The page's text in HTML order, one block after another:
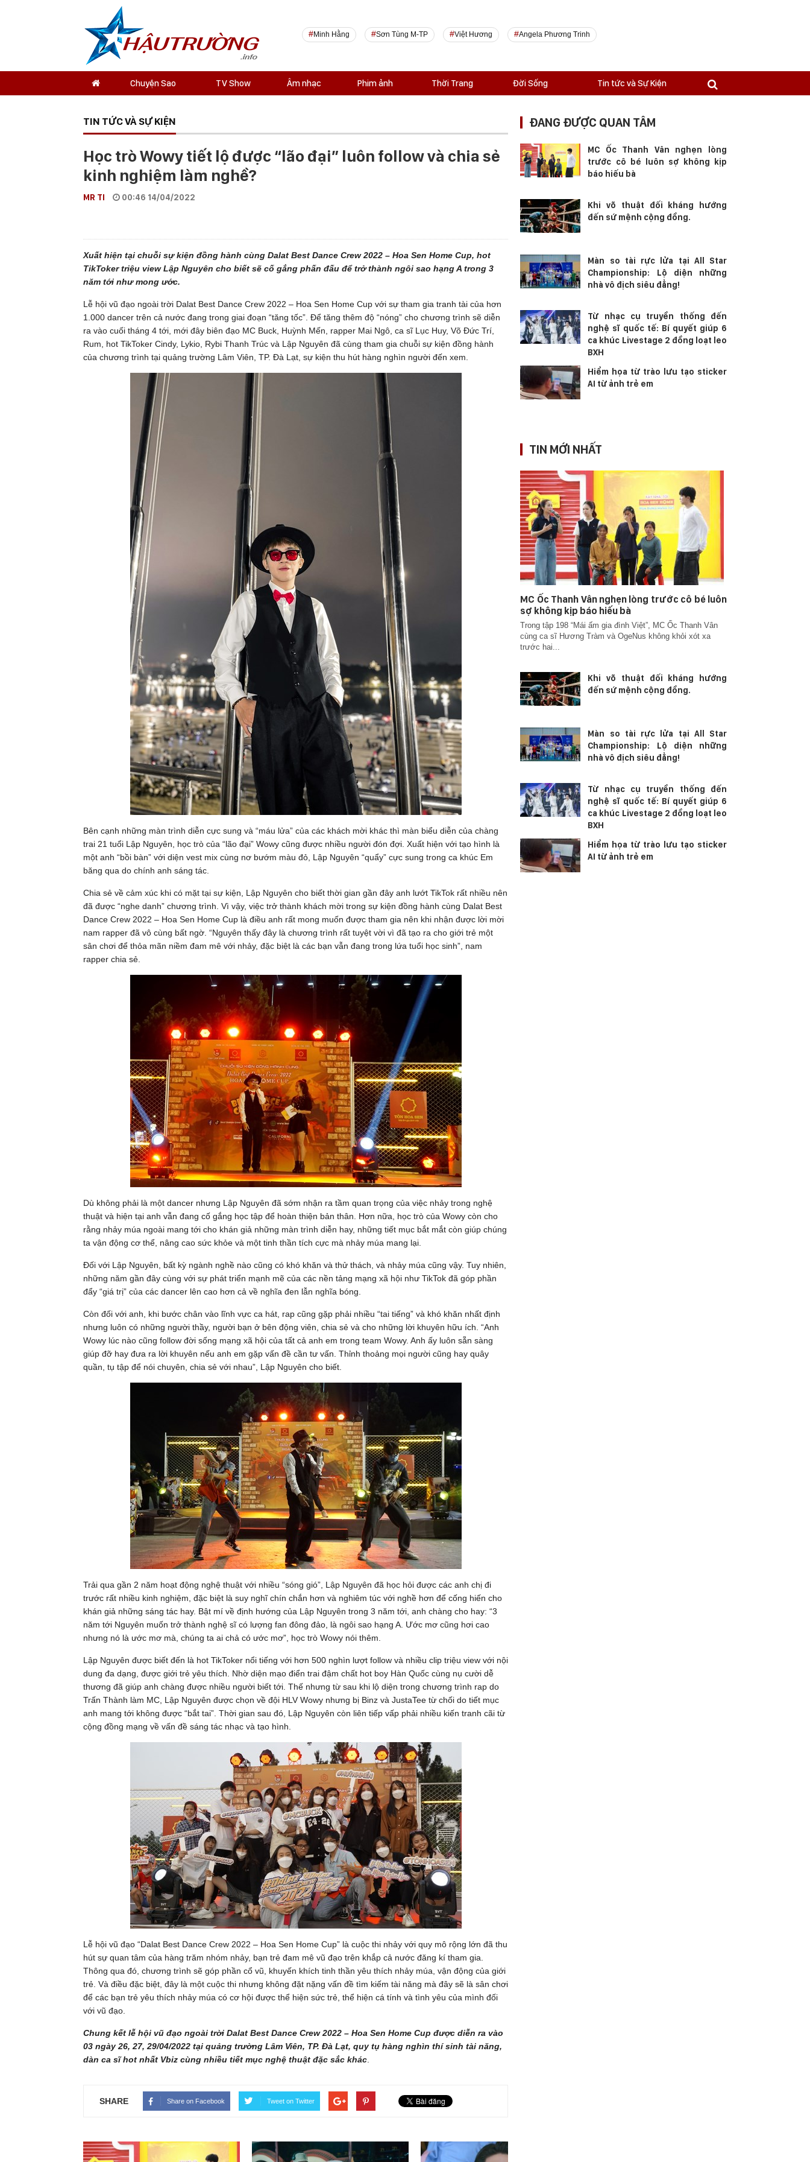
Minh Hằng Sơn Tùng M-TP Việt Hương Angela Phương Trinh
Chuyện Sao TV Show Âm nhạc Phim ảnh Thời Trang Đời Sống Tin tức và Sự Kiện
TIN TỨC VÀ SỰ KIỆN
Học trò Wowy tiết lộ được “lão đại” luôn follow và chia sẻ
kinh nghiệm làm nghề?
MR TI 00:46 14/04/2022
Xuất hiện tại chuỗi sự kiện đồng hành cùng Dalat Best Dance Crew 2022 – Hoa Sen Home Cup, hot
TikToker triệu view Lập Nguyên cho biết sẽ cố gắng phấn đấu để trở thành ngôi sao hạng A trong 3
năm tới như mong ước.
Lễ hội vũ đạo ngoài trời Dalat Best Dance Crew 2022 – Hoa Sen Home Cup với sự tham gia tranh tài của hơn
1.000 dancer trên cả nước đang trong giai đoạn “tăng tốc”. Để tăng thêm độ “nóng” cho chương trình sẽ diễn
ra vào cuối tháng 4 tới, mới đây biên đạo MC Buck, Huỳnh Mến, rapper Mai Ngô, ca sĩ Lục Huy, Võ Đức Trí,
Rum, hot TikToker Cindy, Lykio, Rybi Thanh Trúc và Lập Nguyên đã cùng tham gia chuỗi sự kiện đồng hành
của chương trình tại quảng trường Lâm Viên, TP. Đà Lạt, sự kiện thu hút hàng nghìn người đến xem.
Bên cạnh những màn trình diễn cực sung và “máu lửa” của các khách mời khác thì màn biểu diễn của chàng
trai 21 tuổi Lập Nguyên, học trò của “lão đại” Wowy cũng được nhiều người đón đợi. Xuất hiện với tạo hình là
một anh “bồi bàn” với diện vest mix cùng nơ bướm màu đỏ, Lập Nguyên “quẩy” cực sung trong ca khúc Em
băng qua do chính anh sáng tác.
Chia sẻ về cảm xúc khi có mặt tại sự kiện, Lập Nguyên cho biết thời gian gần đây anh lướt TikTok rất nhiều nên
đã được “nghe danh” chương trình. Vì vậy, việc trở thành khách mời trong sự kiện đồng hành cùng Dalat Best
Dance Crew 2022 – Hoa Sen Home Cup là điều anh rất mong muốn được tham gia nên khi nhận được lời mời
nam rapper đã vô cùng bất ngờ. “Nguyên thấy đây là chương trình rất tuyệt vời vì đã tạo ra cho giới trẻ một
sân chơi để thỏa mãn niềm đam mê với nhảy, đặc biệt là các bạn vẫn đang trong lứa tuổi học sinh”, nam
rapper chia sẻ.
Dù không phải là một dancer nhưng Lập Nguyên đã sớm nhận ra tầm quan trọng của việc nhảy trong nghệ
thuật và hiện tại anh vẫn đang cố gắng học tập để hoàn thiện bản thân. Hơn nữa, học trò của Wowy còn cho
rằng nhảy múa ngoài mang tới cho khán giả những màn trình diễn hay, những tiết mục bắt mắt còn giúp chúng
ta vận động cơ thể, nâng cao sức khỏe và một tinh thần tích cực mà nhảy múa mang lại.
Đối với Lập Nguyên, bất kỳ ngành nghề nào cũng có khó khăn và thử thách, và nhảy múa cũng vậy. Tuy nhiên,
những năm gần đây cùng với sự phát triển mạnh mẽ của các nền tảng mạng xã hội như TikTok đã góp phần
đẩy “giá trị” của các dancer lên cao hơn cả về nghĩa đen lẫn nghĩa bóng.
Còn đối với anh, khi bước chân vào lĩnh vực ca hát, rap cũng gặp phải nhiều “tai tiếng” và khó khăn nhất định
nhưng luôn có những người thầy, người bạn ở bên động viên, chia sẻ và cho những lời khuyên hữu ích. “Anh
Wowy lúc nào cũng follow đời sống mạng xã hội của tất cả anh em trong team Wowy. Anh ấy luôn sẵn sàng
giúp đỡ hay đưa ra lời khuyên nếu anh em gặp vấn đề cần tư vấn. Thỉnh thoảng mọi người cũng hay quây
quần, tụ tập để nói chuyên, chia sẻ với nhau”, Lập Nguyên cho biết.
Trải qua gần 2 năm hoạt động nghệ thuật với nhiều “sóng gió”, Lập Nguyên đã học hỏi được các anh chị đi
trước rất nhiều kinh nghiệm, đặc biệt là suy nghĩ chín chắn hơn và nghiêm túc với nghề hơn để cống hiến cho
khán giả những sáng tác hay. Bật mí về định hướng của Lập Nguyên trong 3 năm tới, anh chàng cho hay: “3
năm tới Nguyên muốn trở thành nghệ sĩ có lượng fan đông đảo, là ngôi sao hạng A. Ước mơ cũng hơi cao
nhưng nó là ước mơ mà, chúng ta ai chả có ước mơ”, học trò Wowy nói thêm.
Lập Nguyên được biết đến là hot TikToker nổi tiếng với hơn 500 nghìn lượt follow và nhiều clip triệu view với nội
dung đa dạng, được giới trẻ yêu thích. Nhờ diện mạo điển trai đậm chất hot boy Hàn Quốc cùng nụ cười dễ
thương đã giúp anh chàng được nhiều người biết tới. Thế nhưng từ sau khi lộ diện trong chương trình rap do
Trấn Thành làm MC, Lập Nguyên được chọn về đội HLV Wowy nhưng bị Binz và JustaTee từ chối do tiết mục
anh mang tới không được “bắt tai”. Thời gian sau đó, Lập Nguyên còn liên tiếp vấp phải nhiều kiến tranh cãi từ
cộng đồng mạng về vấn đề sáng tác nhạc và tạo hình.
Lễ hội vũ đạo “Dalat Best Dance Crew 2022 – Hoa Sen Home Cup” là cuộc thi nhảy với quy mô rộng lớn đã thu
hút sự quan tâm của hàng trăm nhóm nhảy, bạn trẻ đam mê vũ đạo trên khắp cả nước đăng kí tham gia.
Thông qua đó, chương trình sẽ góp phần cổ vũ, khuyến khích tinh thần yêu thích nhảy múa, vận động của giới
trẻ. Và điều đặc biệt, đây là một cuộc thi nhưng không đặt nặng vấn đề tìm kiếm tài năng mà đây sẽ là sân chơi
để các bạn trẻ yêu thích nhảy múa có cơ hội được thể hiện sức trẻ, thể hiện cá tính và tình yêu của mình đối
với vũ đạo.
Chung kết lễ hội vũ đạo ngoài trời Dalat Best Dance Crew 2022 – Hoa Sen Home Cup được diễn ra vào
03 ngày 26, 27, 29/04/2022 tại quảng trường Lâm Viên, TP. Đà Lạt, quy tụ hàng nghìn thí sinh tài năng,
dàn ca sĩ hot nhất Vbiz cùng nhiều tiết mục nghệ thuật đặc sắc khác.
SHARE Share on Facebook Tweet on Twitter
ĐANG ĐƯỢC QUAN TÂM
MC Ốc Thanh Vân nghẹn lòng
trước cô bé luôn sợ không kịp
báo hiếu bà
Khi võ thuật đối kháng hướng
đến sứ mệnh cộng đồng.
Màn so tài rực lửa tại All Star
Championship: Lộ diện những
nhà vô địch siêu đẳng!
Từ nhạc cụ truyền thống đến
nghệ sĩ quốc tế: Bí quyết giúp 6
ca khúc Livestage 2 đồng loạt leo
BXH
Hiểm họa từ trào lưu tạo sticker
AI từ ảnh trẻ em
TIN MỚI NHẤT
MC Ốc Thanh Vân nghẹn lòng trước cô bé luôn
sợ không kịp báo hiếu bà
Trong tập 198 “Mái ấm gia đình Việt”, MC Ốc Thanh Vân
cùng ca sĩ Hương Tràm và OgeNus không khỏi xót xa
trước hai...
Khi võ thuật đối kháng hướng
đến sứ mệnh cộng đồng.
Màn so tài rực lửa tại All Star
Championship: Lộ diện những
nhà vô địch siêu đẳng!
Từ nhạc cụ truyền thống đến
nghệ sĩ quốc tế: Bí quyết giúp 6
ca khúc Livestage 2 đồng loạt leo
BXH
Hiểm họa từ trào lưu tạo sticker
AI từ ảnh trẻ em